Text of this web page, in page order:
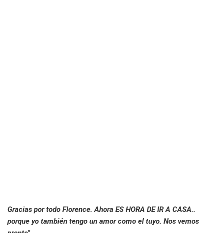
Gracias por todo Florence. Ahora ES HORA DE IR A CASA..
porque yo también tengo un amor como el tuyo. Nos vemos